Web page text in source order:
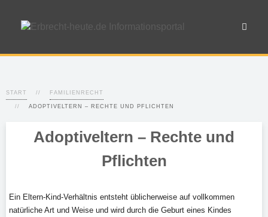
START FAMILIENRECHT
ADOPTIVELTERN – RECHTE UND PFLICHTEN
Adoptiveltern – Rechte und
Pflichten
Ein Eltern-Kind-Verhältnis entsteht üblicherweise auf vollkommen
natürliche Art und Weise und wird durch die Geburt eines Kindes